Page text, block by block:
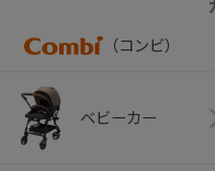
（コンビ）
ベビーカー